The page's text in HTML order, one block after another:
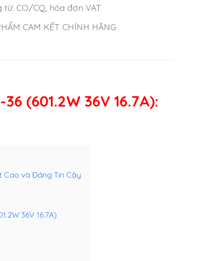
từ: CO/CQ, hóa đơn VAT
CAM KẾT CHÍNH HÃNG
(601.2W 36V 16.7A):
Cao và Đáng Tin Cậy
36V 16.7A)